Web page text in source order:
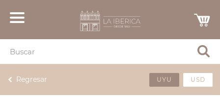
Regresar UYU USD